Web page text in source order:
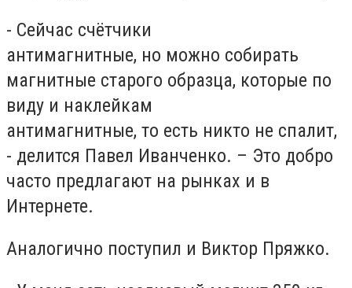
- Сейчас счётчики
антимагнитные, но можно собирать
магнитные старого образца, которые по
виду и наклейкам
антимагнитные, то есть никто не спалит,
- делится Павел Иванченко. – Это добро
часто предлагают на рынках и в
Интернете.
Аналогично поступил и Виктор Пряжко.